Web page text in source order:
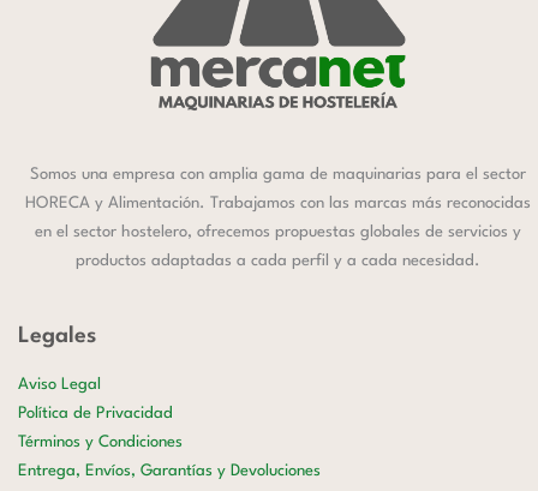
Somos una empresa con amplia gama de maquinarias para el sector
HORECA y Alimentación. Trabajamos con las marcas más reconocidas
en el sector hostelero, ofrecemos propuestas globales de servicios y
productos adaptadas a cada perfil y a cada necesidad.
Legales
Aviso Legal
Política de Privacidad
Términos y Condiciones
Entrega, Envíos, Garantías y Devoluciones